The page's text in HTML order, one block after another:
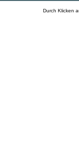
Durch Klicken